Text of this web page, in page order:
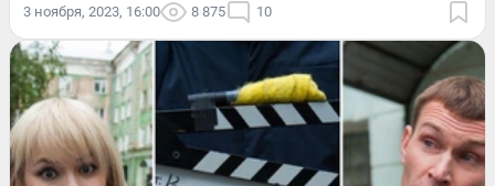
3 ноября, 2023, 16:00 8 875 10